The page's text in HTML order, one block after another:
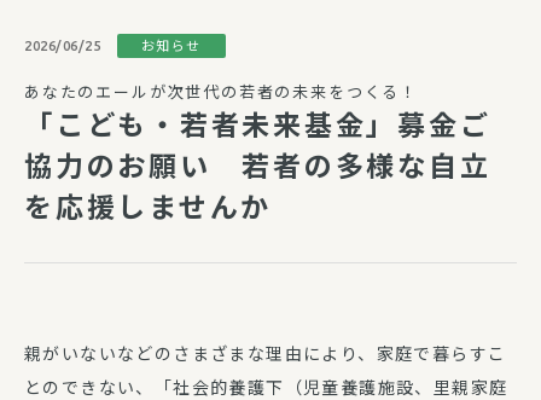
2026/06/25 お知らせ
あなたのエールが次世代の若者の未来をつくる！
「こども・若者未来基金」募金ご
協力のお願い 若者の多様な自立
を応援しませんか
親がいないなどのさまざまな理由により、家庭で暮らすこ
とのできない、「社会的養護下（児童養護施設、里親家庭